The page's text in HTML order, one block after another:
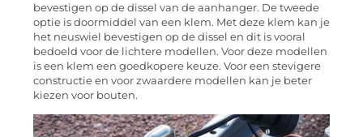
bevestigen op de dissel van de aanhanger. De tweede
optie is doormiddel van een klem. Met deze klem kan je
het neuswiel bevestigen op de dissel en dit is vooral
bedoeld voor de lichtere modellen. Voor deze modellen
is een klem een goedkopere keuze. Voor een stevigere
constructie en voor zwaardere modellen kan je beter
kiezen voor bouten.